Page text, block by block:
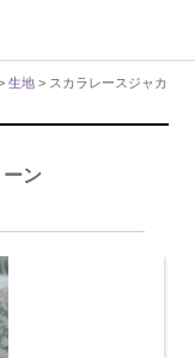
生地 > スカラレースジャカ
ーン